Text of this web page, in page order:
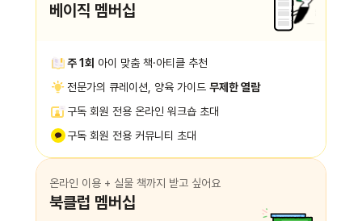
베이직 멤버십
주 1회 아이 맞춤 책·아티클 추천
전문가의 큐레이션, 양육 가이드 무제한 열람
구독 회원 전용 온라인 워크숍 초대
구독 회원 전용 커뮤니티 초대
온라인 이용 + 실물 책까지 받고 싶어요
북클럽 멤버십